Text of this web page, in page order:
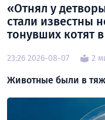
«Отнял у
стали известны
тонувших котят
23:26 2026-08-07 2
Животные были в